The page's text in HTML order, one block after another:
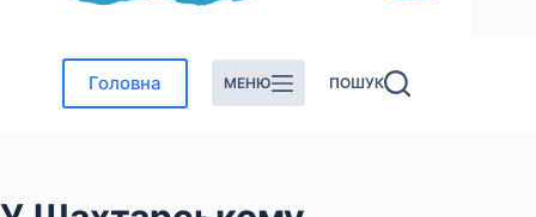
Головна МЕНЮ ПОШУК